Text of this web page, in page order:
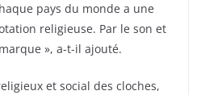
pays du monde a une
religieuse. Par le son et
», a-t-il ajouté.
et social des cloches,